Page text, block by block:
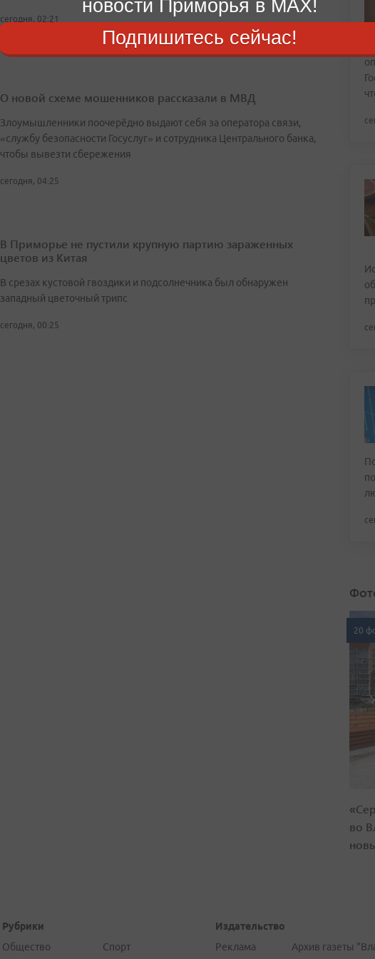
сегодня, 02:21
О новой схеме мошенников рассказали в МВД
Злоумышленники поочерёдно выдают себя за оператора связи,
«службу безопасности Госуслуг» и сотрудника Центрального банка,
чтобы вывезти сбережения
сегодня, 04:25
В Приморье не пустили крупную партию зараженных
цветов из Китая
В срезах кустовой гвоздики и подсолнечника был обнаружен
западный цветочный трипс
сегодня, 00:25
20
во
Рубрики
Общество
Спорт
Издательство
Реклама
Архив газеты
новости Приморья в MAX!
Подпишитесь сейчас!